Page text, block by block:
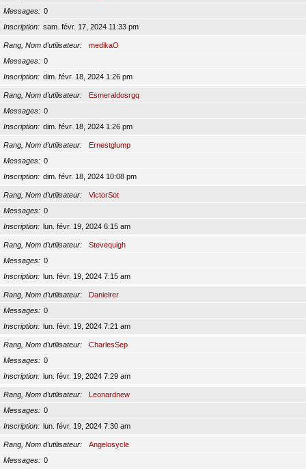
Messages
0
Inscription
sam. févr. 17, 2024 11:33 pm
Rang, Nom d’utilisateur
medikaO
Messages
0
Inscription
dim. févr. 18, 2024 1:26 pm
Rang, Nom d’utilisateur
Esmeraldosrgq
Messages
0
Inscription
dim. févr. 18, 2024 1:26 pm
Rang, Nom d’utilisateur
Ernestglump
Messages
0
Inscription
dim. févr. 18, 2024 10:08 pm
Rang, Nom d’utilisateur
VictorSot
Messages
0
Inscription
lun. févr. 19, 2024 6:15 am
Rang, Nom d’utilisateur
Stevequigh
Messages
0
Inscription
lun. févr. 19, 2024 7:15 am
Rang, Nom d’utilisateur
Danielrer
Messages
0
Inscription
lun. févr. 19, 2024 7:21 am
Rang, Nom d’utilisateur
CharlesSep
Messages
0
Inscription
lun. févr. 19, 2024 7:29 am
Rang, Nom d’utilisateur
Leonardnew
Messages
0
Inscription
lun. févr. 19, 2024 7:30 am
Rang, Nom d’utilisateur
Angelosycle
Messages
0